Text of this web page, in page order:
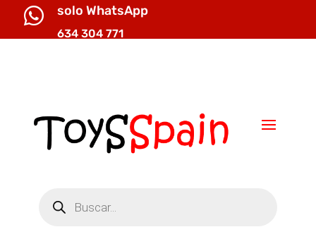
 solo WhatsApp
634 304 771
productos